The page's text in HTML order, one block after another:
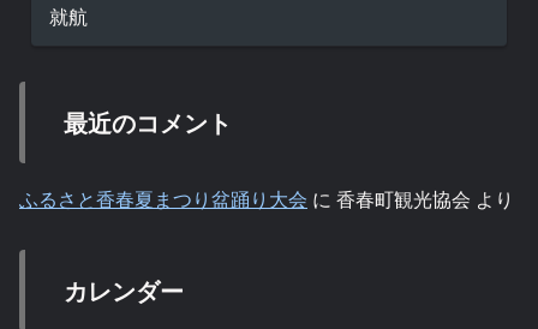
就航
最近のコメント
ふるさと香春夏まつり盆踊り大会 に 香春町観光協会 より
カレンダー